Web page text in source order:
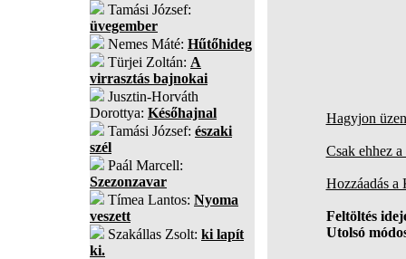
Tamási József:
üvegember
Nemes Máté: Hűtőhideg
Türjei Zoltán: A
virrasztás bajnokai
Jusztin-Horváth
Dorottya: Későhajnal
Tamási József: északi
szél
Paál Marcell:
Szezonzavar
Tímea Lantos: Nyoma
veszett
Szakállas Zsolt: ki lapít
ki.
Hagyjon
Csak ehhez
Hozzáadás
Feltöltés
Utolsó